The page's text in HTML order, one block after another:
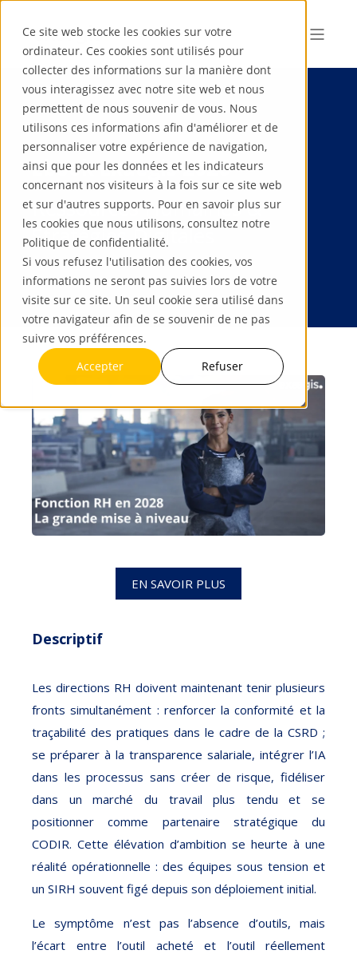
Ce site web stocke les cookies sur votre
ordinateur. Ces cookies sont utilisés pour
collecter des informations sur la manière dont
vous interagissez avec notre site web et nous
permettent de nous souvenir de vous. Nous
utilisons ces informations afin d'améliorer et de
personnaliser votre expérience de navigation,
ainsi que pour les données et les indicateurs
concernant nos visiteurs à la fois sur ce site web
et sur d'autres supports. Pour en savoir plus sur
les cookies que nous utilisons, consultez notre
Politique de confidentialité.
Si vous refusez l'utilisation des cookies, vos
informations ne seront pas suivies lors de votre
visite sur ce site. Un seul cookie sera utilisé dans
votre navigateur afin de se souvenir de ne pas
suivre vos préférences.
Accepter
Refuser
Ebook Exaegis 2026
Ressources Humaines &
Stratégies Digitales
EN SAVOIR PLUS
Descriptif
Les directions RH doivent maintenant tenir plusieurs
fronts simultanément : renforcer la conformité et la
traçabilité des pratiques dans le cadre de la CSRD ;
se préparer à la transparence salariale, intégrer l’IA
dans les processus sans créer de risque, fidéliser
dans un marché du travail plus tendu et se
positionner comme partenaire stratégique du
CODIR. Cette élévation d’ambition se heurte à une
réalité opérationnelle : des équipes sous tension et
un SIRH souvent figé depuis son déploiement initial.
Le symptôme n’est pas l’absence d’outils, mais
l’écart entre l’outil acheté et l’outil réellement